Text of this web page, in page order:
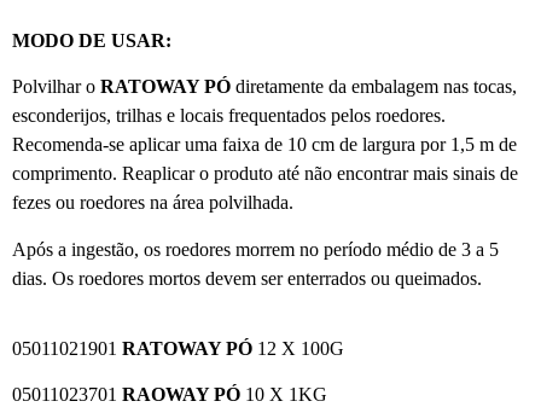
MODO DE USAR:
Polvilhar o RATOWAY PÓ diretamente da embalagem nas tocas,
esconderijos, trilhas e locais frequentados pelos roedores.
Recomenda-se aplicar uma faixa de 10 cm de largura por 1,5 m de
comprimento. Reaplicar o produto até não encontrar mais sinais de
fezes ou roedores na área polvilhada.
Após a ingestão, os roedores morrem no período médio de 3 a 5
dias. Os roedores mortos devem ser enterrados ou queimados.
05011021901 RATOWAY PÓ 12 X 100G
05011023701 RAOWAY PÓ 10 X 1KG